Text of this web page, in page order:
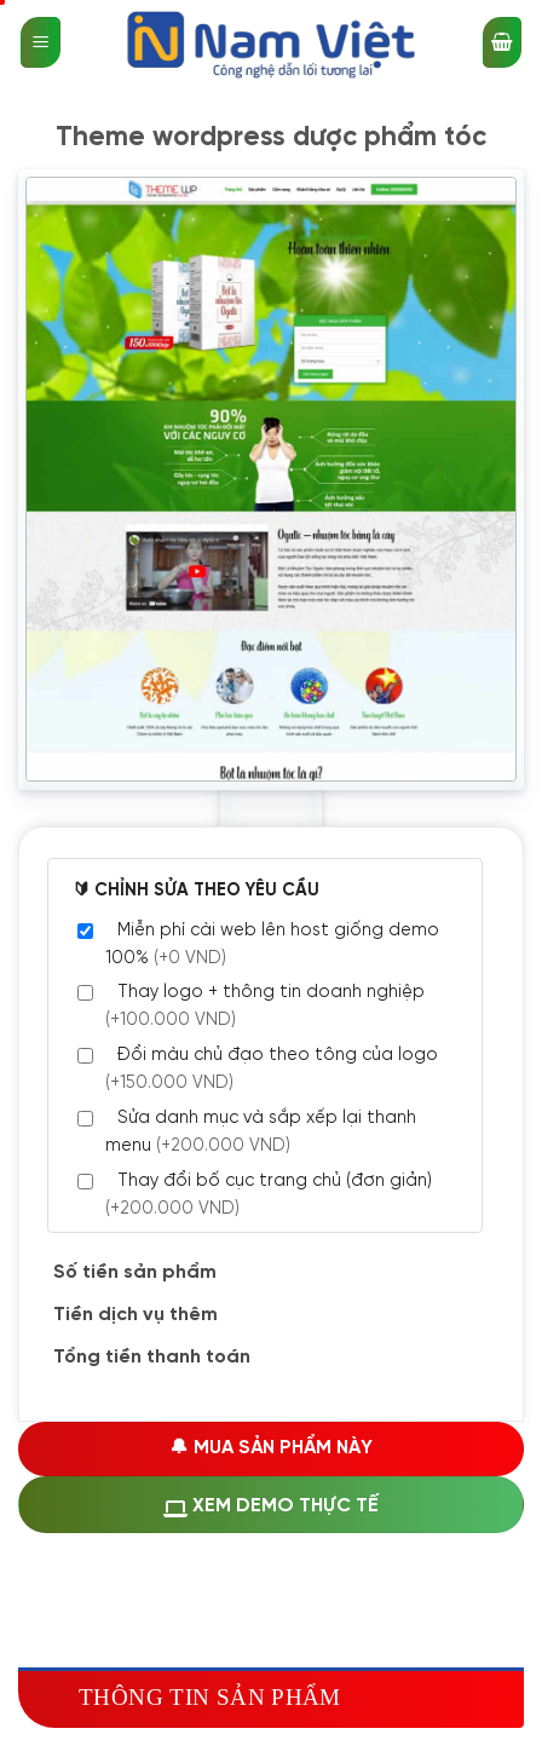
qua
nội
Theme wordpress dược phẩm tóc
🔰 CHỈNH SỬA THEO YÊU CẦU
Miễn phí cài web lên host giống demo
100% (+0 VND)
Thay logo + thông tin doanh nghiệp
(+100.000 VND)
Đổi màu chủ đạo theo tông của logo
(+150.000 VND)
Sửa danh mục và sắp xếp lại thanh
menu (+200.000 VND)
Thay đổi bố cục trang chủ (đơn giản)
(+200.000 VND)
(+300.000 VND)
🔰 CÀI ĐẶT PLUGINS
Cài đặt plugin theo yêu cầu
Cài plugin xử lý thanh toán tự động qua
ngân hàng vietcombank, techcombank,
Zalopay, QR code...(+1.500.000 VND)
🔰 MUA KÈM DỊCH VỤ
theme kèm hosting trong năm đầu sử dụng dịch vụ
hosting
Số tiền sản phẩm
Tiền dịch vụ thêm
Tổng tiền thanh toán
🔔 MUA SẢN PHẨM NÀY
XEM DEMO THỰC TẾ
THÔNG TIN SẢN PHẨM